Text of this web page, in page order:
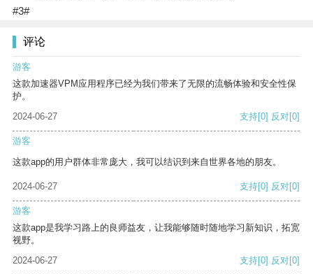
#3#
评论
游客
这款加速器VPM应用程序已经为我们带来了无限的流畅体验和安全性保
护。
2024-06-27
支持[0] 反对[0]
游客
这款app的用户群体非常庞大，我可以结识到来自世界各地的朋友。
2024-06-27 支持[0] 反对[0]
游客
这款app是我学习路上的良师益友，让我能够随时随地学习新知识，拓宽
视野。
2024-06-27
支持[0] 反对[0]